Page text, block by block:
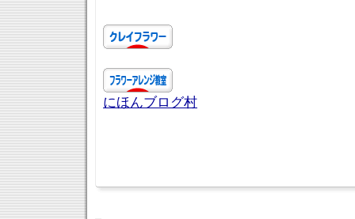
にほんブログ村